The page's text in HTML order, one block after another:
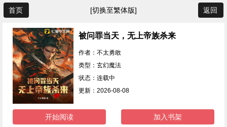
首页 [切换至繁体版] 返回
被问罪当天，无上帝族杀来
作者：不太勇敢
类型：玄幻魔法
状态：连载中
更新：2026-08-08
开始阅读 加入书架